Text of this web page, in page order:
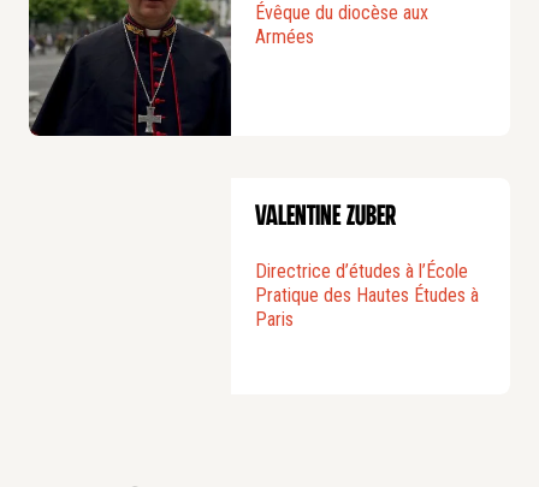
Évêque du diocèse aux
Armées
Valentine Zuber
Directrice d’études à l’École
Pratique des Hautes Études à
Paris